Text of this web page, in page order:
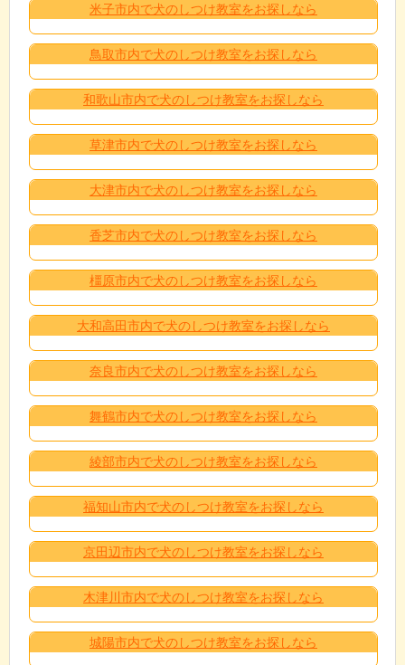
米子市内で犬のしつけ教室をお探しなら
鳥取市内で犬のしつけ教室をお探しなら
和歌山市内で犬のしつけ教室をお探しなら
草津市内で犬のしつけ教室をお探しなら
大津市内で犬のしつけ教室をお探しなら
香芝市内で犬のしつけ教室をお探しなら
橿原市内で犬のしつけ教室をお探しなら
大和高田市内で犬のしつけ教室をお探しなら
奈良市内で犬のしつけ教室をお探しなら
舞鶴市内で犬のしつけ教室をお探しなら
綾部市内で犬のしつけ教室をお探しなら
福知山市内で犬のしつけ教室をお探しなら
京田辺市内で犬のしつけ教室をお探しなら
木津川市内で犬のしつけ教室をお探しなら
城陽市内で犬のしつけ教室をお探しなら